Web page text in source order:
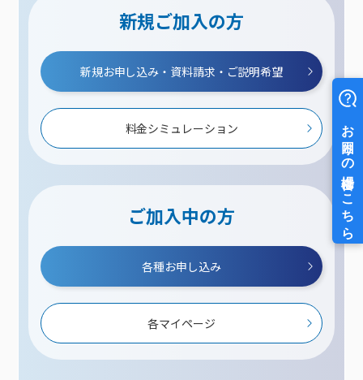
新規ご加入の方
新規お申し込み・資料請求・ご説明希望
料金シミュレーション
ご加入中の方
各種お申し込み
各マイページ